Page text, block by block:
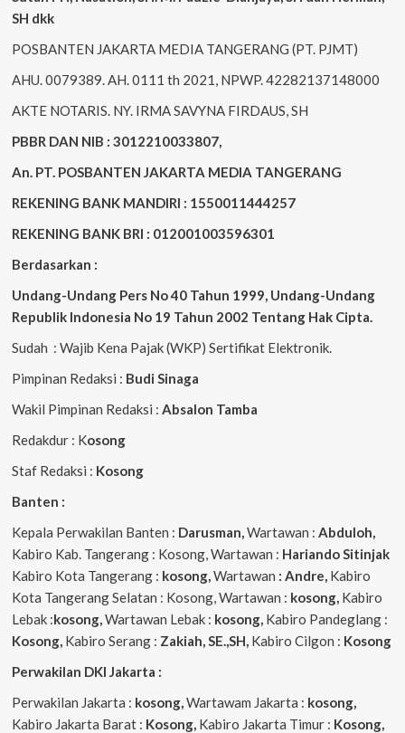
SH dkk
POSBANTEN JAKARTA MEDIA TANGERANG (PT. PJMT)
AHU. 0079389. AH. 0111 th 2021, NPWP. 42282137148000
AKTE NOTARIS. NY. IRMA SAVYNA FIRDAUS, SH
PBBR DAN NIB : 3012210033807,
An. PT. POSBANTEN JAKARTA MEDIA TANGERANG
REKENING BANK MANDIRI : 1550011444257
REKENING BANK BRI : 012001003596301
Berdasarkan :
Undang-Undang Pers No 40 Tahun 1999, Undang-Undang
Republik Indonesia No 19 Tahun 2002 Tentang Hak Cipta.
Sudah : Wajib Kena Pajak (WKP) Sertifikat Elektronik.
Pimpinan Redaksi : Budi Sinaga
Wakil Pimpinan Redaksi : Absalon Tamba
Redakdur : Kosong
Staf Redaksi : Kosong
Banten :
Kepala Perwakilan Banten : Darusman,Wartawan : Abduloh,
Kabiro Kab. Tangerang : Kosong, Wartawan : Hariando Sitinjak
Kabiro Kota Tangerang : kosong,Wartawan : Andre, Kabiro
Kota Tangerang Selatan : Kosong, Wartawan : kosong, Kabiro
Lebak :kosong,Wartawan Lebak : kosong, Kabiro Pandeglang :
Kosong, Kabiro Serang : Zakiah, SE.,SH, Kabiro Cilgon : Kosong
Perwakilan DKI Jakarta :
Perwakilan Jakarta : kosong,Wartawam Jakarta : kosong,
Kabiro Jakarta Barat : Kosong, Kabiro Jakarta Timur : Kosong,